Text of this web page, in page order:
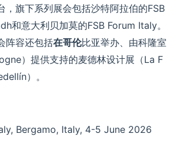
，旗下系列展会包括沙特阿拉伯的FSB
和意大利贝加莫的FSB Forum Italy。
阵容还包括在哥伦比亚举办、 由科隆室
） 提供支持的麦德林设计展 （La F
） 。
Bergamo, Italy, 4-5 June 2026